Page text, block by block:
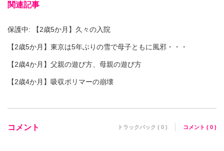
関連記事
保護中: 【2歳5か月】久々の入院
【2歳5か月】東京は5年ぶりの雪で母子ともに風邪・・・
【2歳4か月】父親の遊び方、母親の遊び方
【2歳4か月】吸収ポリマーの崩壊
コメント トラックバック ( 0 ) コメント ( 0 )